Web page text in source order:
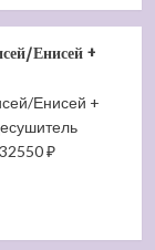
Енисей +
Енисей +
₽